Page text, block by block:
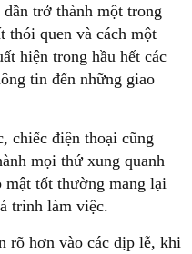
trở thành một trong
thói quen và cách một
hiện trong hầu hết các
tin đến những giao
chiếc điện thoại cũng
mọi thứ xung quanh
tốt thường mang lại
trình làm việc.
rõ hơn vào các dịp lễ, khi